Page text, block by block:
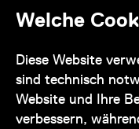
Welche
Diese Website
sind technisch
Website und Ihre
verbessern,